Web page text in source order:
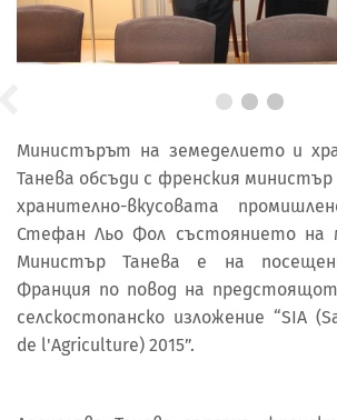
Министърът на земеделието и
Танева обсъди с френския
хранително-вкусовата
Стефан Льо Фол състоянието на
Министър Танева е на
Франция по повод на
селскостопанско изложение “SIA
de l'Agriculture) 2015”.